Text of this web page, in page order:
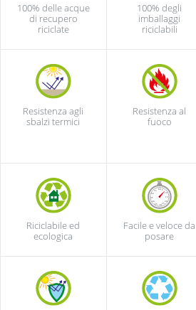
100% delle acque
di recupero
riciclate
100% degli
imballaggi
riciclabili
Resistenza agli
sbalzi termici
Resistenza al
fuoco
Riciclabile ed
ecologica
Facile e veloce da
posare